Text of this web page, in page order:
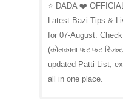
⭐ DADA ❤️
Latest Bazi Tips &
for 07-August.
(कोलकाता फटाफट
updated Patti List,
all in one place.